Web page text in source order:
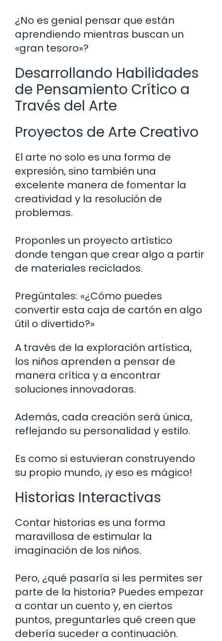
¿No es genial pensar que están
aprendiendo mientras buscan un
«gran tesoro»?
Desarrollando Habilidades
de Pensamiento Crítico a
Través del Arte
Proyectos de Arte Creativo
El arte no solo es una forma de
expresión, sino también una
excelente manera de fomentar la
creatividad y la resolución de
problemas.
Proponles un proyecto artístico
donde tengan que crear algo a partir
de materiales reciclados.
Pregúntales: «¿Cómo puedes
convertir esta caja de cartón en algo
útil o divertido?»
A través de la exploración artística,
los niños aprenden a pensar de
manera crítica y a encontrar
soluciones innovadoras.
Además, cada creación será única,
reflejando su personalidad y estilo.
Es como si estuvieran construyendo
su propio mundo, ¡y eso es mágico!
Historias Interactivas
Contar historias es una forma
maravillosa de estimular la
imaginación de los niños.
Pero, ¿qué pasaría si les permites ser
parte de la historia? Puedes empezar
a contar un cuento y, en ciertos
puntos, preguntarles qué creen que
debería suceder a continuación.